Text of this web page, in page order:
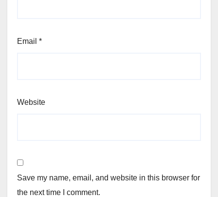
Email *
Website
Save my name, email, and website in this browser for
the next time I comment.